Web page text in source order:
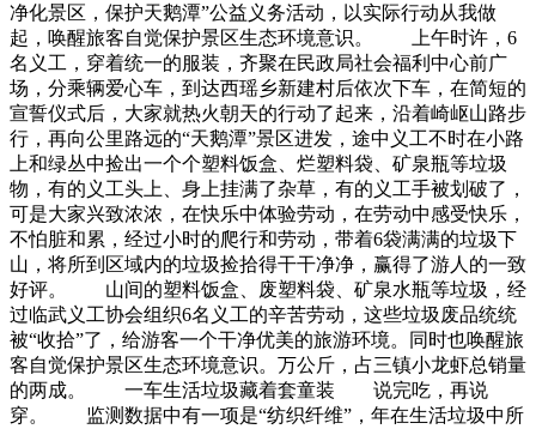
净化景区，保护天鹅潭”公益义务活动，以实际行动从我做
起，唤醒旅客自觉保护景区生态环境意识。 上午时许，6
名义工，穿着统一的服装，齐聚在民政局社会福利中心前广
场，分乘辆爱心车，到达西瑶乡新建村后依次下车，在简短的
宣誓仪式后，大家就热火朝天的行动了起来，沿着崎岖山路步
行，再向公里路远的“天鹅潭”景区进发，途中义工不时在小路
上和绿丛中捡出一个个塑料饭盒、烂塑料袋、矿泉瓶等垃圾
物，有的义工头上、身上挂满了杂草，有的义工手被划破了，
可是大家兴致浓浓，在快乐中体验劳动，在劳动中感受快乐，
不怕脏和累，经过小时的爬行和劳动，带着6袋满满的垃圾下
山，将所到区域内的垃圾捡拾得干干净净，赢得了游人的一致
好评。 山间的塑料饭盒、废塑料袋、矿泉水瓶等垃圾，经
过临武义工协会组织6名义工的辛苦劳动，这些垃圾废品统统
被“收拾”了，给游客一个干净优美的旅游环境。同时也唤醒旅
客自觉保护景区生态环境意识。万公斤，占三镇小龙虾总销量
的两成。 一车生活垃圾藏着套童装 说完吃，再说
穿。 监测数据中有一项是“纺织纤维”，年在生活垃圾中所